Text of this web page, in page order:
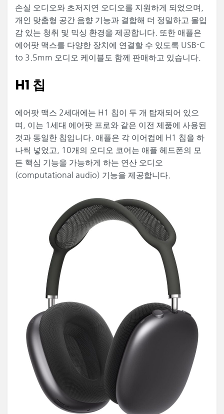
손실 오디오와 초저지연 오디오를 지원하게 되었으며,
개인 맞춤형 공간 음향 기능과 결합해 더 정밀하고 몰입
감 있는 청취 및 믹싱 환경을 제공합니다. 또한 애플은
에어팟 맥스를 다양한 장치에 연결할 수 있도록 USB-C
to 3.5mm 오디오 케이블도 함께 판매하고 있습니다.
H1 칩
에어팟 맥스 2세대에는 H1 칩이 두 개 탑재되어 있으
며, 이는 1세대 에어팟 프로와 같은 이전 제품에 사용된
것과 동일한 칩입니다. 애플은 각 이어컵에 H1 칩을 하
나씩 넣었고, 10개의 오디오 코어는 애플 헤드폰의 모
든 핵심 기능을 가능하게 하는 연산 오디오
(computational audio) 기능을 제공합니다.